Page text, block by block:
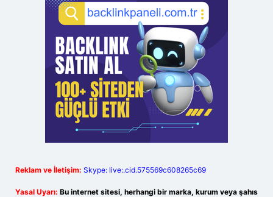
Reklam ve İletişim: Skype: live:.cid.575569c608265c69
Yasal Uyarı: Bu internet sitesi, herhangi bir marka, kurum veya şahıs